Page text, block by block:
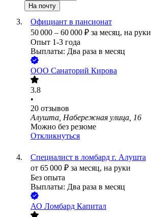
На почту
Официант в пансионат
50 000 – 60 000 ₽ за месяц, на руки
Опыт 1-3 года
Выплаты: Два раза в месяц
ООО Санаторий Кирова
3.8
•
20 отзывов
Алушта, Набережная улица, 16
Можно без резюме
Откликнуться
Специалист в ломбард г. Алушта
от 65 000 ₽ за месяц, на руки
Без опыта
Выплаты: Два раза в месяц
АО Ломбард Капитал